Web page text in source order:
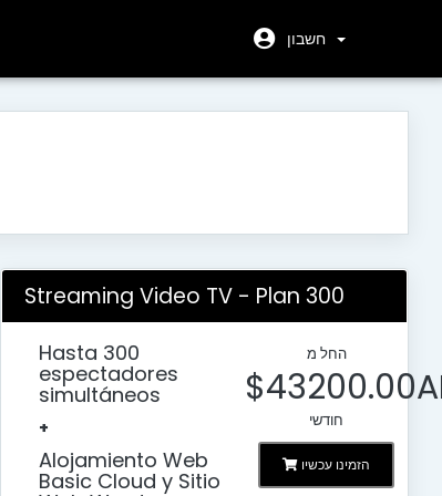
Streaming Video TV - Plan 300
Hasta 300
espectadores
simultáneos
+
Alojamiento Web
Basic Cloud y Sitio
החל מ
חודשי
הזמינו עכשיו